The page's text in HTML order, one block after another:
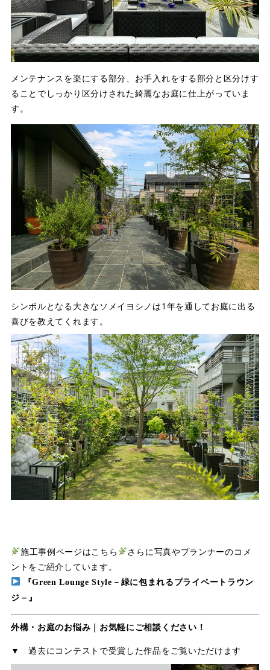
メンテナンスを楽にする部分、お手入れをする部分と区分けす
ることでしっかり区分けされた綺麗なお庭に仕上がっていま
す。
シンボルとなる大きなソメイヨシノは1年を通してお庭に出る
喜びを教えてくれます。
施工事例ページはこちら
さらに写真やプランナーのコメ
ントをご紹介しています。
『Green Lounge Style－緑に包まれるプライベートラウン
ジ－』
外構・お庭のお悩み｜お気軽にご相談ください！
▼ 過去にコンテストで受賞した作品をご覧いただけます